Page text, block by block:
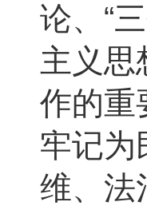
论、 “
主义思
作的重
牢记为
维、法